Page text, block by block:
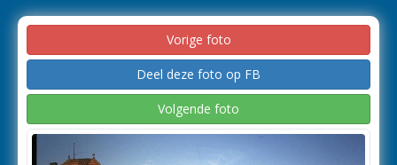
Vorige foto
Deel deze foto op FB
Volgende foto